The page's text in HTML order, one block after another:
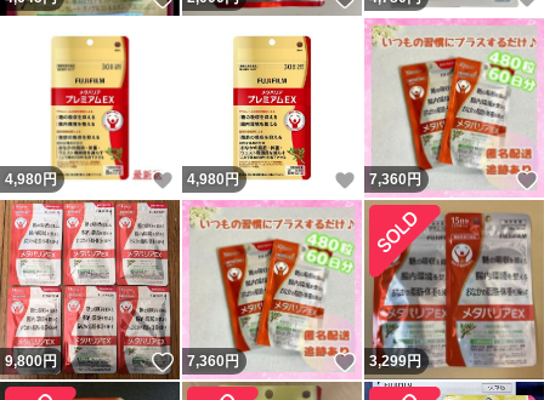
4,980 円 いいね！
4,980 円 いいね！
7,360円
9,800円 いいね！
7,360円 いいね！
3,299円